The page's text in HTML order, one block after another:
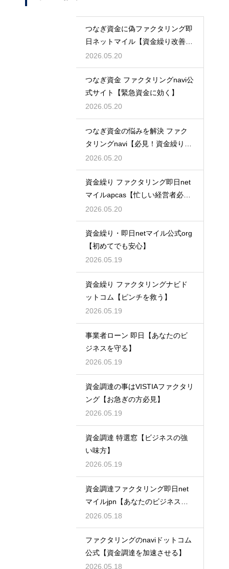
つなぎ資金に偽ファクタリング即
日ネットマイル【資金繰り改善に
最適】
2026.05.20
つなぎ資金 ファクタリングnavi公
式サイト【緊急資金に効く】
2026.05.20
つなぎ資金の悩みを解決 ファク
タリングnavi【必見！資金繰り対
策】
2026.05.20
資金繰り ファクタリング即日net
マイルapcas【忙しい経営者必
見】
2026.05.20
資金繰り・即日netマイル公式org
【初めてでも安心】
2026.05.19
資金繰り ファクタリングナビド
ットコム【ピンチを救う】
2026.05.19
事業者ローン 即日【あなたのビ
ジネスを守る】
2026.05.19
資金調達の事はVISTIAファクタリ
ング【お急ぎの方必見】
2026.05.19
資金調達 特選窓【ビジネスの強
い味方】
2026.05.19
資金調達ファクタリング即日net
マイルjpn【あなたのビジネスを
支える】
2026.05.18
ファクタリングのnaviドットコム
公式【資金調達を加速させる】
2026.05.18